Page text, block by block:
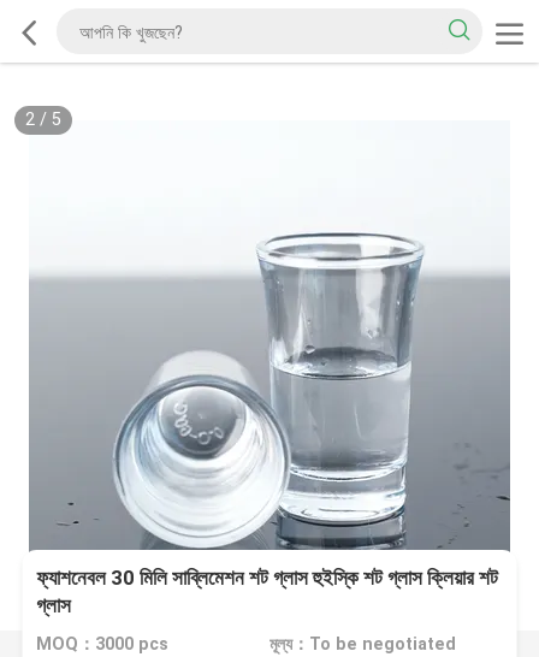
2/ 5
ফ্যাশনেবল 30 মিলি সাব্লিমেশন শট গ্লাস হুইস্কি শট গ্লাস ক্লিয়ার শট
গ্লাস
MOQ：3000 pcs মূল্য：To be negotiated